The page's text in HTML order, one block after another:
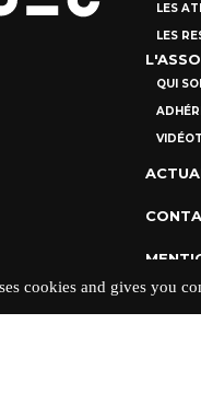
LES
LES
QUI
cookies and gives you